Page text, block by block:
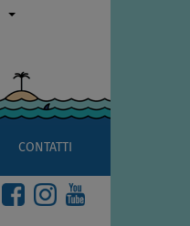
CONTATTI